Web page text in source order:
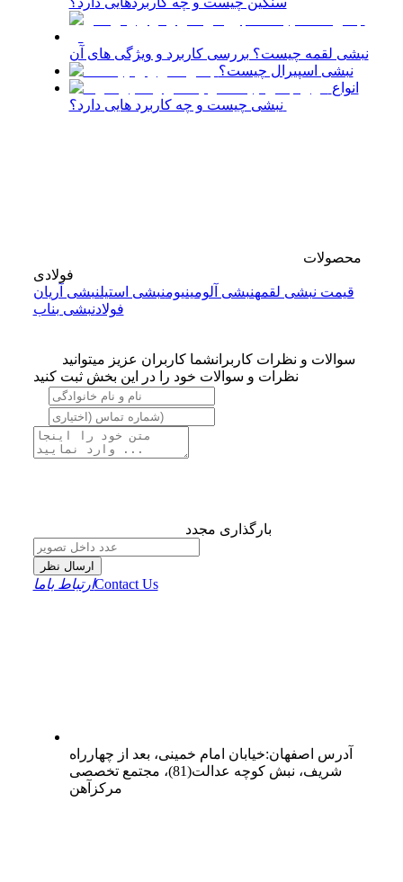
نبشی لقمه چیست؟ بررسی کاربرد و ویژگی‌ های آن
نبشی اسپیرال چیست؟
انواع
محصولات
فولادی
قیمت نبشی لقمهنبشی آلومینیومنبشی استیلنبشی آریان
فولادنبشی بناب
سوالات و نظرات کاربرانشما کاربران عزیز میتوانید
نظرات و سوالات خود را در این بخش ثبت کنید
بارگذاری مجدد
ارسال نظر
ارتباط باماContact Us
آدرس اصفهان:خیابان امام خمینی، بعد از چهارراه
شریف، نبش کوچه عدالت(81)، مجتمع تخصصی
مرکزآهن